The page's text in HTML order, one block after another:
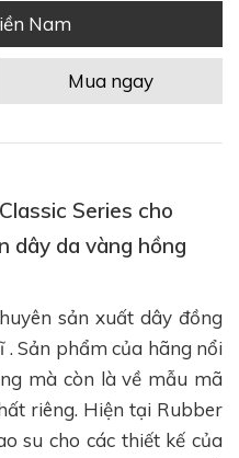
Nam
Mua ngay
Series cho
dây da vàng hồng
sản xuất dây đồng
. Sản phẩm của hãng nổi
mà còn là về mẫu mã
riêng. Hiện tại Rubber
su cho các thiết kế của